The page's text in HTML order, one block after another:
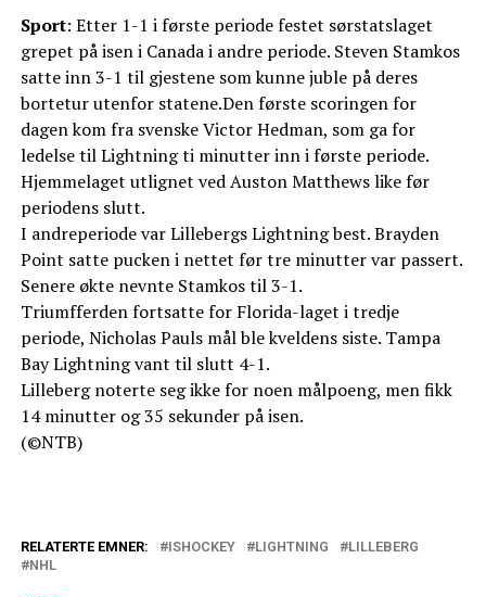
Sport: Etter 1-1 i første periode festet sørstatslaget
grepet på isen i Canada i andre periode. Steven Stamkos
satte inn 3-1 til gjestene som kunne juble på deres
bortetur utenfor statene.Den første scoringen for
dagen kom fra svenske Victor Hedman, som ga for
ledelse til Lightning ti minutter inn i første periode.
Hjemmelaget utlignet ved Auston Matthews like før
periodens slutt.
I andreperiode var Lillebergs Lightning best. Brayden
Point satte pucken i nettet før tre minutter var passert.
Senere økte nevnte Stamkos til 3-1.
Triumfferden fortsatte for Florida-laget i tredje
periode, Nicholas Pauls mål ble kveldens siste. Tampa
Bay Lightning vant til slutt 4-1.
Lilleberg noterte seg ikke for noen målpoeng, men fikk
14 minutter og 35 sekunder på isen.
(©NTB)
RELATERTE EMNER: ISHOCKEY LIGHTNING
LILLEBERG
NHL